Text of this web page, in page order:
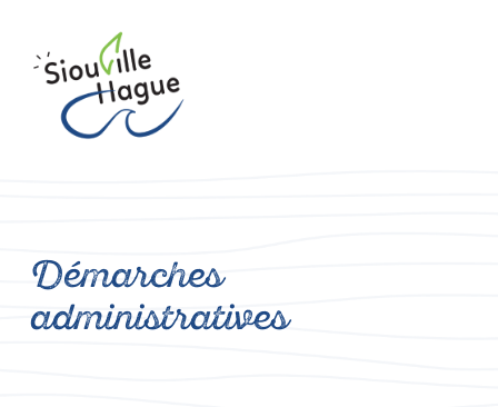
Démarches
administratives